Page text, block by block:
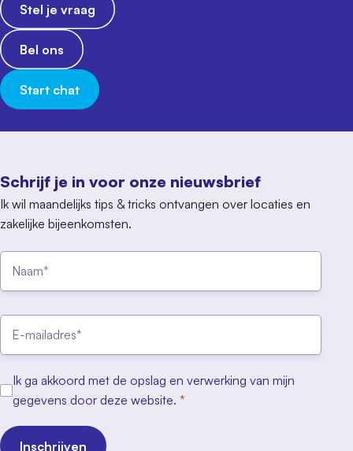
Schrijf je in voor onze nieuwsbrief
Ik wil maandelijks tips & tricks ontvangen over locaties en
zakelijke bijeenkomsten.
Ik ga akkoord met de opslag en verwerking van mijn
gegevens door deze website. *
Inschrijven
Stel je vraag
Bel ons
Start chat